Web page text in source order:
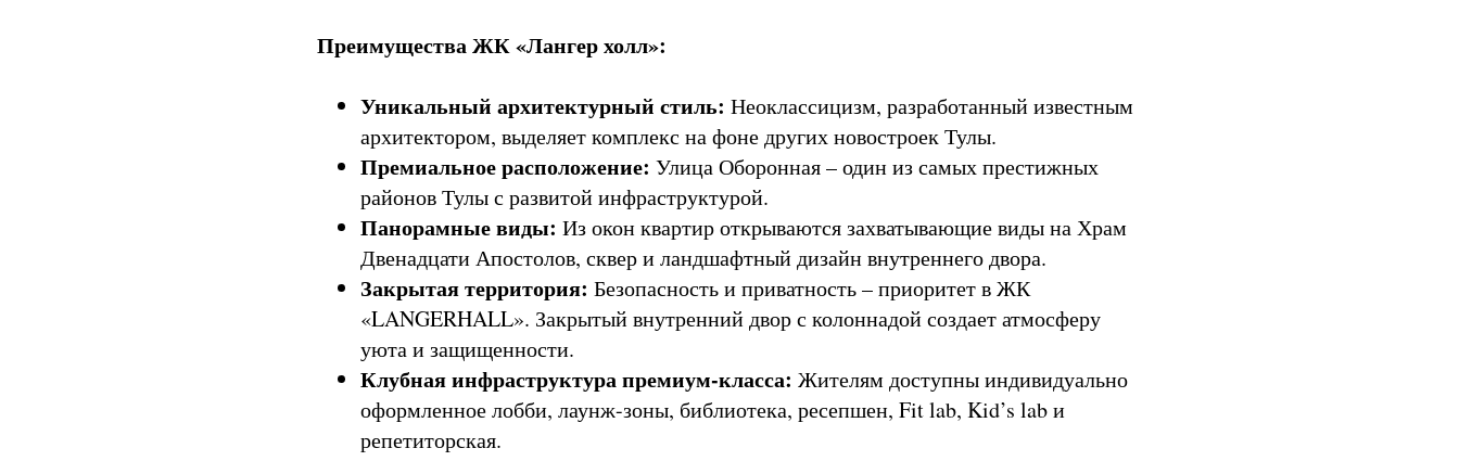
Преимущества ЖК «Лангер холл»:
Уникальный архитектурный стиль: Неоклассицизм, разработанный известным
архитектором, выделяет комплекс на фоне других новостроек Тулы.
Премиальное расположение: Улица Оборонная – один из самых престижных
районов Тулы с развитой инфраструктурой.
Панорамные виды: Из окон квартир открываются захватывающие виды на Храм
Двенадцати Апостолов, сквер и ландшафтный дизайн внутреннего двора.
Закрытая территория: Безопасность и приватность – приоритет в ЖК
«LANGERHALL». Закрытый внутренний двор с колоннадой создает атмосферу
уюта и защищенности.
Клубная инфраструктура премиум-класса: Жителям доступны индивидуально
оформленное лобби, лаунж-зоны, библиотека, ресепшен, Fit lab, Kid’s lab и
репетиторская.